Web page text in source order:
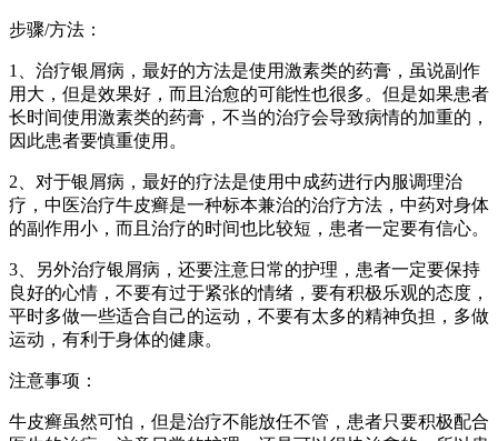
步骤/方法：
1、治疗银屑病，最好的方法是使用激素类的药膏，虽说副作
用大，但是效果好，而且治愈的可能性也很多。但是如果患者
长时间使用激素类的药膏，不当的治疗会导致病情的加重的，
因此患者要慎重使用。
2、对于银屑病，最好的疗法是使用中成药进行内服调理治
疗，中医治疗牛皮癣是一种标本兼治的治疗方法，中药对身体
的副作用小，而且治疗的时间也比较短，患者一定要有信心。
3、另外治疗银屑病，还要注意日常的护理，患者一定要保持
良好的心情，不要有过于紧张的情绪，要有积极乐观的态度，
平时多做一些适合自己的运动，不要有太多的精神负担，多做
运动，有利于身体的健康。
注意事项：
牛皮癣虽然可怕，但是治疗不能放任不管，患者只要积极配合